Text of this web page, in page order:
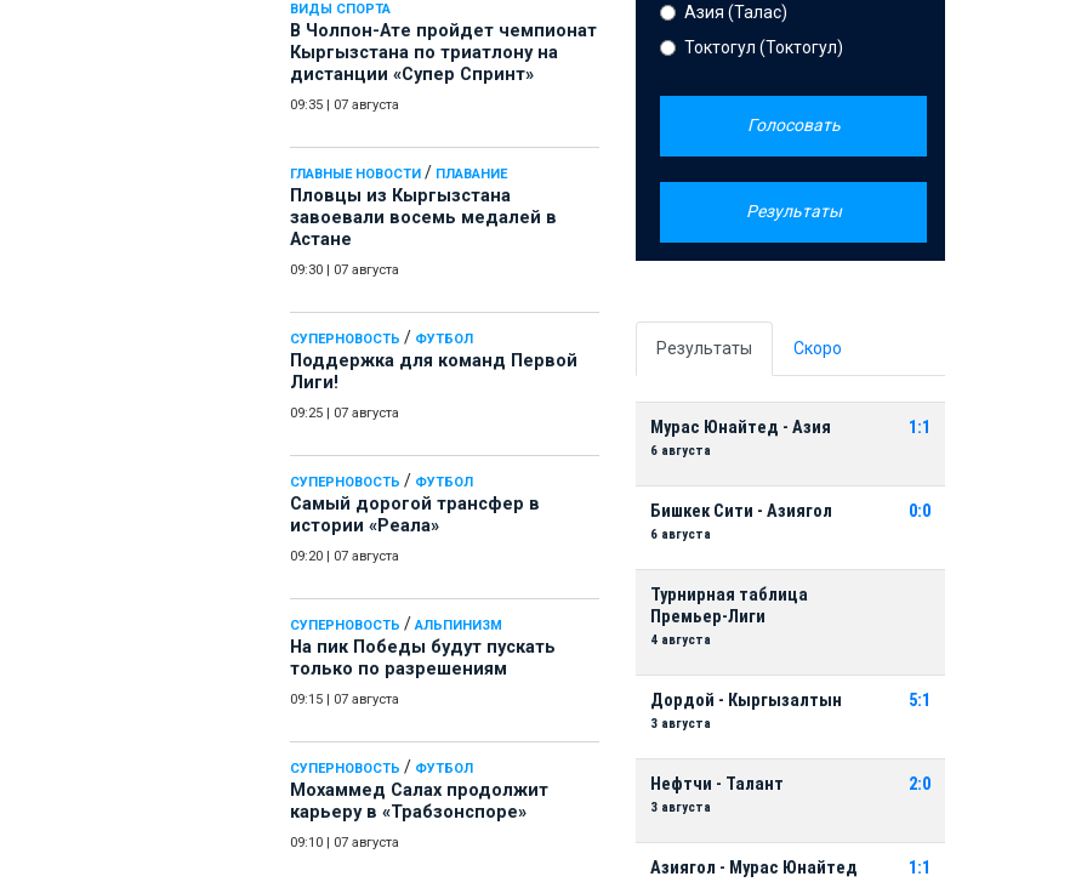
ВИДЫ СПОРТА
В Чолпон-Ате пройдет чемпионат
Кыргызстана по триатлону на
дистанции «Супер Спринт»
09:35 07 августа
ГЛАВНЫЕ НОВОСТИ / ПЛАВАНИЕ
Пловцы из Кыргызстана
завоевали восемь медалей в
Астане
09:30 07 августа
СУПЕРНОВОСТЬ / ФУТБОЛ
Поддержка для команд Первой
Лиги!
09:25 07 августа
СУПЕРНОВОСТЬ / ФУТБОЛ
Самый дорогой трансфер в
истории «Реала»
09:20 07 августа
СУПЕРНОВОСТЬ / АЛЬПИНИЗМ
На пик Победы будут пускать
только по разрешениям
09:15 07 августа
СУПЕРНОВОСТЬ / ФУТБОЛ
Мохаммед Салах продолжит
карьеру в «Трабзонспоре»
09:10 07 августа
Азия (Талас)
Токтогул (Токтогул)
Голосовать
Результаты
Результаты Скоро
Мурас Юнайтед - Азия
6 августа
1:1
Бишкек Сити - Азиягол
6 августа
0:0
Турнирная таблица
Премьер-Лиги
4 августа
Дордой - Кыргызалтын
3 августа
5:1
Нефтчи - Талант
3 августа
2:0
Азиягол - Мурас Юнайтед 1:1